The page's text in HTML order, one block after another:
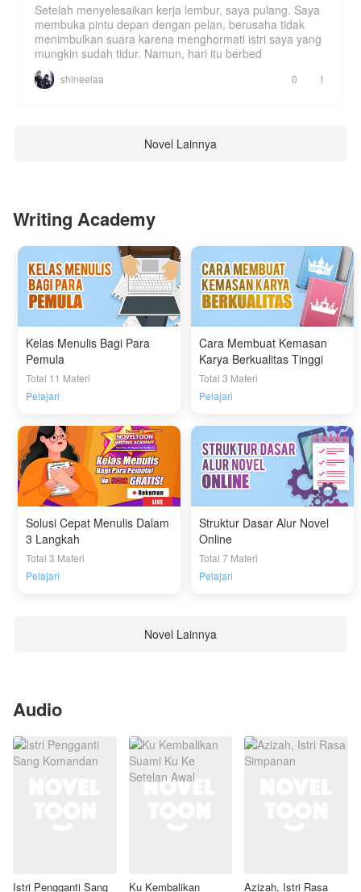
Setelah menyelesaikan kerja lembur, saya pulang. Saya
membuka pintu depan dengan pelan, berusaha tidak
menimbulkan suara karena menghormati istri saya yang
mungkin sudah tidur. Namun, hari itu berbed
shineelaa 0 1
Novel Lainnya
Writing Academy
Kelas Menulis Bagi Para
Pemula
Total 11 Materi
Pelajari
Cara Membuat Kemasan
Karya Berkualitas Tinggi
Total 3 Materi
Pelajari
Solusi Cepat Menulis Dalam
3 Langkah
Total 3 Materi
Pelajari
Struktur Dasar Alur Novel
Online
Total 7 Materi
Pelajari
Novel Lainnya
Audio
Istri Pengganti Sang Ku Kembalikan Azizah, Istri Rasa